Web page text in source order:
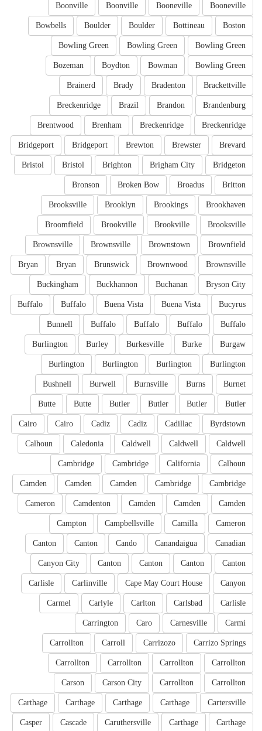
Booneville
Booneville
Boonville
Boonville
Boston
Bottineau
Boulder
Boulder
Bowbells
Bowling Green
Bowling Green
Bowling Green
Bowling Green
Bowman
Boydton
Bozeman
Brackettville
Bradenton
Brady
Brainerd
Brandenburg
Brandon
Brazil
Breckenridge
Breckenridge
Breckenridge
Brenham
Brentwood
Brevard
Brewster
Brewton
Bridgeport
Bridgeport
Bridgeton
Brigham City
Brighton
Bristol
Bristol
Britton
Broadus
Broken Bow
Bronson
Brookhaven
Brookings
Brooklyn
Brooksville
Brooksville
Brookville
Brookville
Broomfield
Brownfield
Brownstown
Brownsville
Brownsville
Brownsville
Brownwood
Brunswick
Bryan
Bryan
Bryson City
Buchanan
Buckhannon
Buckingham
Bucyrus
Buena Vista
Buena Vista
Buffalo
Buffalo
Buffalo
Buffalo
Buffalo
Buffalo
Bunnell
Burgaw
Burke
Burkesville
Burley
Burlington
Burlington
Burlington
Burlington
Burlington
Burnet
Burns
Burnsville
Burwell
Bushnell
Butler
Butler
Butler
Butler
Butte
Butte
Byrdstown
Cadillac
Cadiz
Cadiz
Cairo
Cairo
Caldwell
Caldwell
Caldwell
Caledonia
Calhoun
Calhoun
California
Cambridge
Cambridge
Cambridge
Cambridge
Camden
Camden
Camden
Camden
Camden
Camden
Camdenton
Cameron
Cameron
Camilla
Campbellsville
Campton
Canadian
Canandaigua
Cando
Canton
Canton
Canton
Canton
Canton
Canton
Canyon City
Canyon
Cape May Court House
Carlinville
Carlisle
Carlisle
Carlsbad
Carlton
Carlyle
Carmel
Carmi
Carnesville
Caro
Carrington
Carrizo Springs
Carrizozo
Carroll
Carrollton
Carrollton
Carrollton
Carrollton
Carrollton
Carrollton
Carrollton
Carson City
Carson
Cartersville
Carthage
Carthage
Carthage
Carthage
Carthage
Carthage
Caruthersville
Cascade
Casper